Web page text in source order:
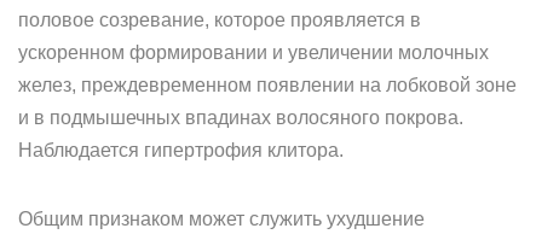
половое созревание, которое проявляется в
ускоренном формировании и увеличении молочных
желез, преждевременном появлении на лобковой зоне
и в подмышечных впадинах волосяного покрова.
Наблюдается гипертрофия клитора.
Общим признаком может служить ухудшение